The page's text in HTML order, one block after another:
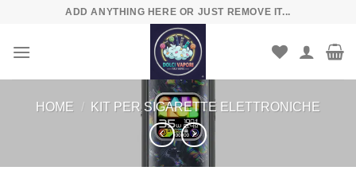
content
ADD ANYTHING HERE OR JUST REMOVE IT...
HOME / KIT PER SIGARETTE ELETTRONICHE